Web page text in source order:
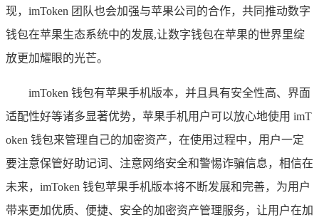
现，imToken 团队也会加强与苹果公司的合作，共同推动数字
钱包在苹果生态系统中的发展,让数字钱包在苹果的世界里绽
放更加耀眼的光芒。
imToken 钱包有苹果手机版本，并且具有安全性高、界面
适配性好等诸多显著优势，苹果手机用户可以放心地使用 imT
oken 钱包来管理自己的加密资产，在使用过程中，用户一定
要注意保管好助记词、注意网络安全和警惕诈骗信息，相信在
未来，imToken 钱包苹果手机版本将不断发展和完善，为用户
带来更加优质、便捷、安全的加密资产管理服务，让用户在加